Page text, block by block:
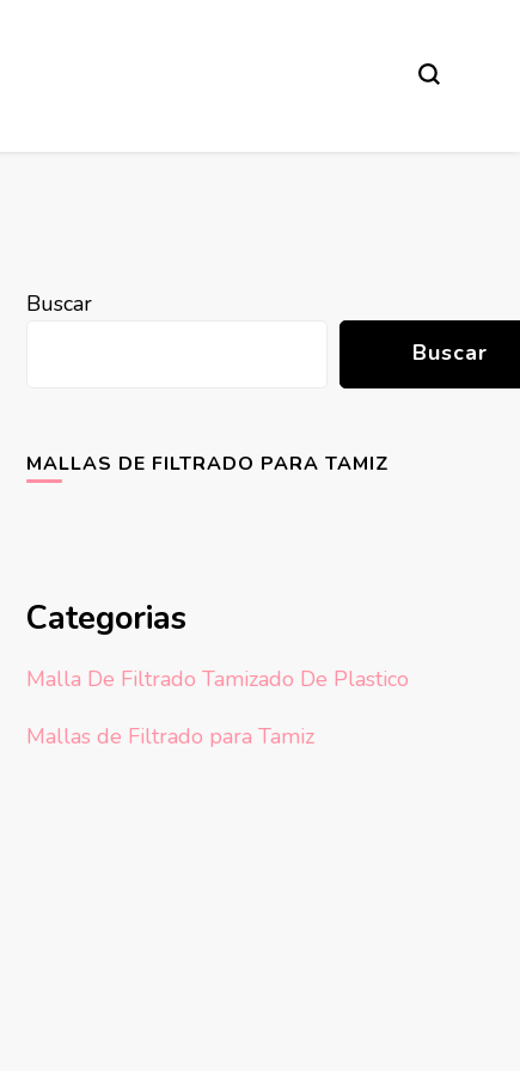
Buscar
Buscar
MALLAS DE FILTRADO PARA TAMIZ
Categorias
Malla De Filtrado Tamizado De Plastico
Mallas de Filtrado para Tamiz